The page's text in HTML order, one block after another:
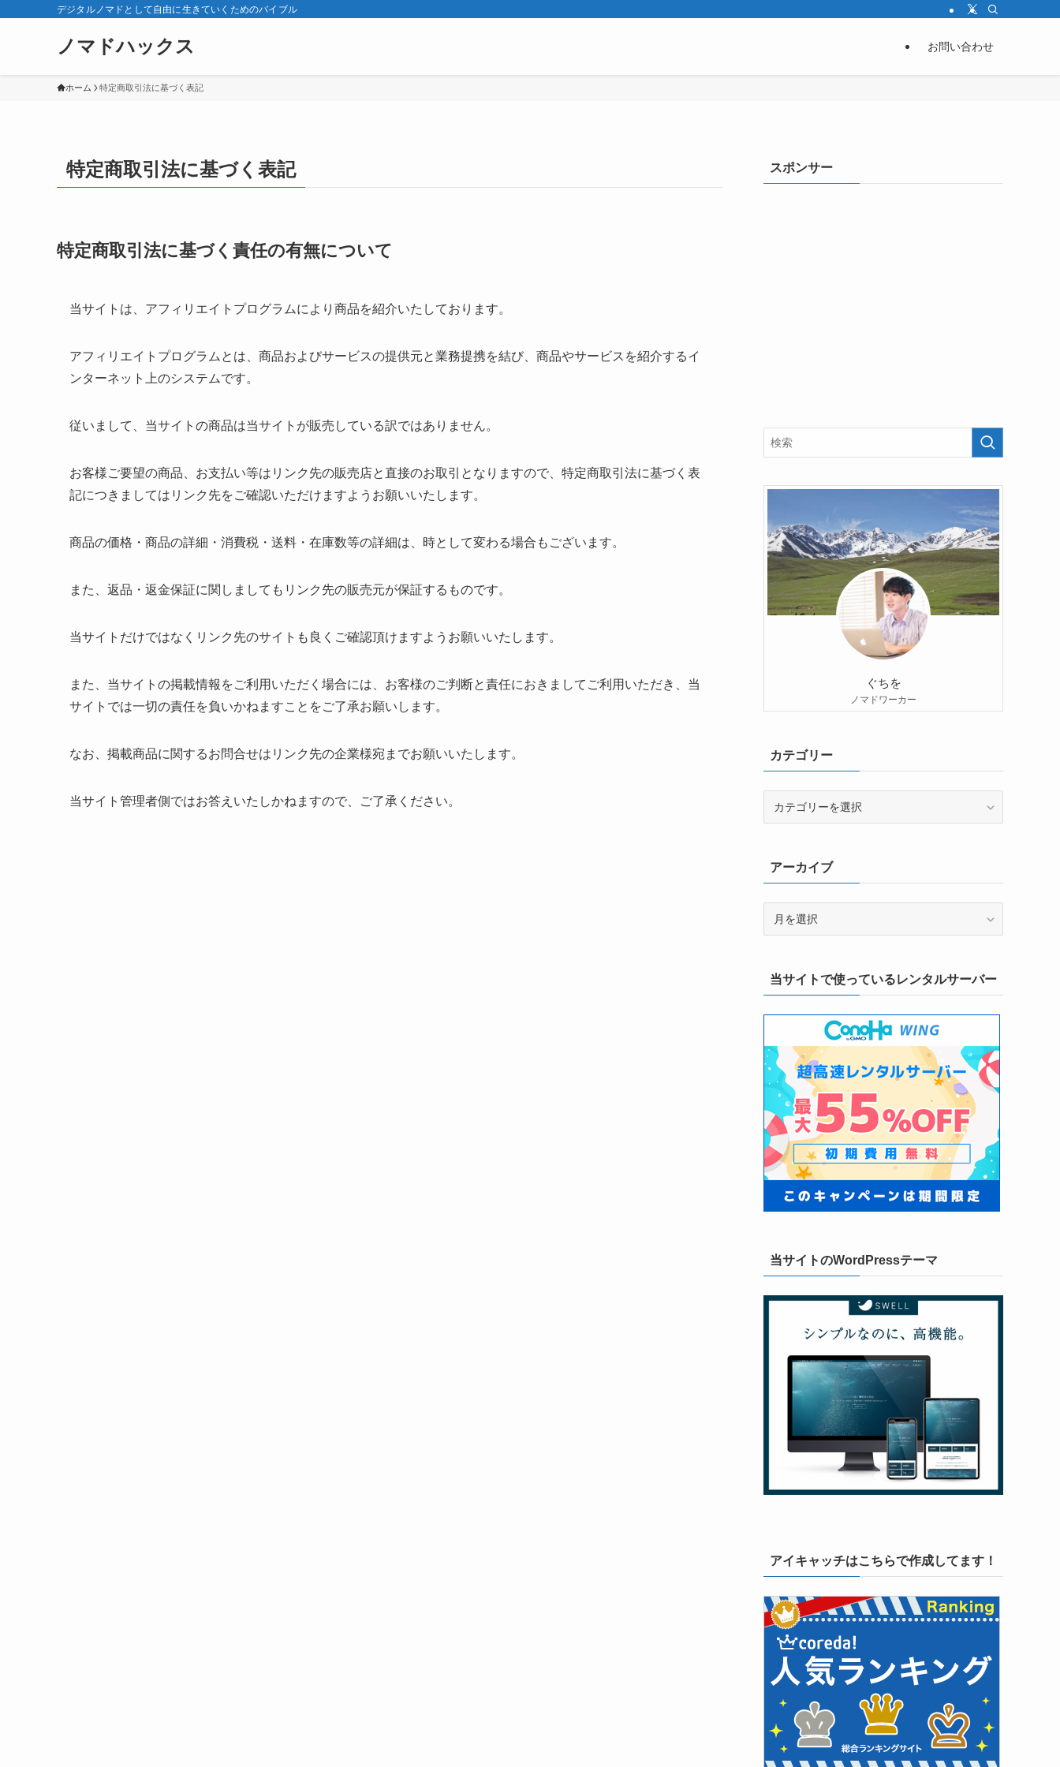
デジタルノマドとして自由に生きていくためのバイブル
ノマドハックス お問い合わせ
ホーム 特定商取引法に基づく表記
特定商取引法に基づく表記
特定商取引法に基づく責任の有無について
当サイトは、アフィリエイトプログラムにより商品を紹介いたしております。
アフィリエイトプログラムとは、商品およびサービスの提供元と業務提携を結び、商品やサービスを紹介するイ
ンターネット上のシステムです。
従いまして、当サイトの商品は当サイトが販売している訳ではありません。
お客様ご要望の商品、お支払い等はリンク先の販売店と直接のお取引となりますので、特定商取引法に基づく表
記につきましてはリンク先をご確認いただけますようお願いいたします。
商品の価格・商品の詳細・消費税・送料・在庫数等の詳細は、時として変わる場合もございます。
また、返品・返金保証に関しましてもリンク先の販売元が保証するものです。
当サイトだけではなくリンク先のサイトも良くご確認頂けますようお願いいたします。
また、当サイトの掲載情報をご利用いただく場合には、お客様のご判断と責任におきましてご利用いただき、当
サイトでは一切の責任を負いかねますことをご了承お願いします。
なお、掲載商品に関するお問合せはリンク先の企業様宛までお願いいたします。
当サイト管理者側ではお答えいたしかねますので、ご了承ください。
スポンサー
ぐちを
ノマドワーカー
カテゴリー
ーアーカイブ
ブ当サイトで使っているレンタルサーバー
当サイトのWordPressテーマ
アイキャッチはこちらで作成してます！